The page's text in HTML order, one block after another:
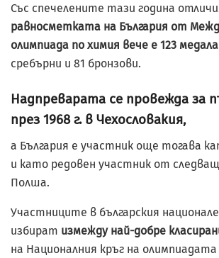
Със спечелените тази година
равносметката на България от
олимпиада по химия вече е 123 медала
сребърни и 81 бронзови.
Надпреварата се провежда за
през 1968 г. в Чехословакия,
а България е участник още тогава
и като редовен участник от
Полша.
Участниците в българския
избират измежду най-добре
на Националния кръг на